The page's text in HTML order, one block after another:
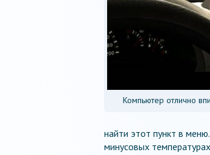
Компьютер отлично
найти этот пункт в
минусовых